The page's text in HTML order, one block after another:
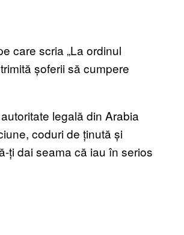
care scria „La ordinul
șoferii să cumpere
legală din Arabia
coduri de ținută și
ți dai seama că iau în serios